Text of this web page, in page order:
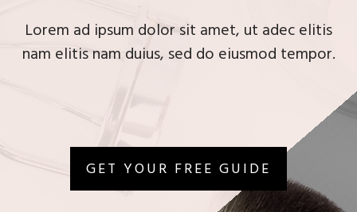
Lorem ad ipsum dolor sit amet, ut adec elitis
nam elitis nam duius, sed do eiusmod tempor.
GET YOUR FREE GUIDE